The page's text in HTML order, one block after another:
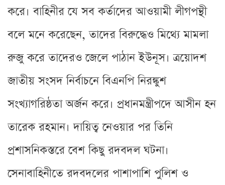
করে। বাহিনীর যে সব কর্তাদের আওয়ামী লীগপন্থী
বলে মনে করেছেন, তাদের বিরুদ্ধেও মিথ্যে মামলা
রুজু করে তাদেরও জেলে পাঠান ইউনূস। ত্রয়োদশ
জাতীয় সংসদ নির্বাচনে বিএনপি নিরঙ্কুশ
সংখ্যাগরিষ্ঠতা অর্জন করে। প্রধানমন্ত্রীপদে আসীন হন
তারেক রহমান। দায়িত্ব নেওয়ার পর তিনি
প্রশাসনিকস্তরে বেশ কিছু রদবদল ঘটনা।
সেনাবাহিনীতে রদবদলের পাশাপাশি পুলিশ ও